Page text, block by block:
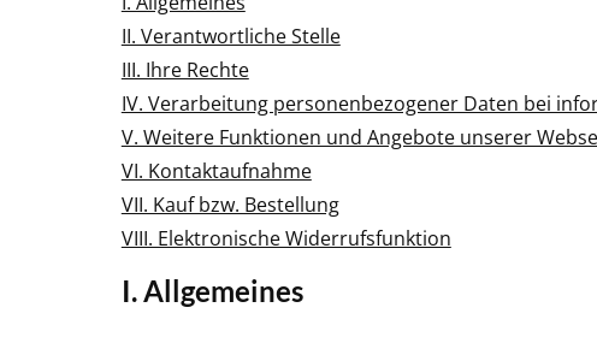
II. Verantwortliche Stelle
III. Ihre Rechte
IV. Verarbeitung personenbezogener Daten bei
V. Weitere Funktionen und Angebote unserer
VI. Kontaktaufnahme
VII. Kauf bzw. Bestellung
VIII. Elektronische Widerrufsfunktion
I. Allgemeines